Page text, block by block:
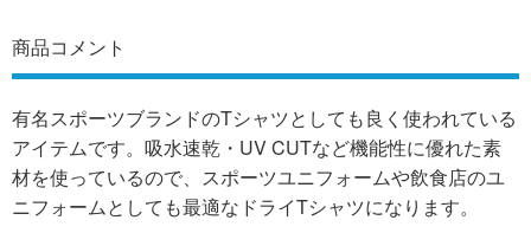
商品コメント
有名スポーツブランドのTシャツとしても良く使われている
アイテムです。吸水速乾・UV CUTなど機能性に優れた素
材を使っているので、スポーツユニフォームや飲食店のユ
ニフォームとしても最適なドライTシャツになります。